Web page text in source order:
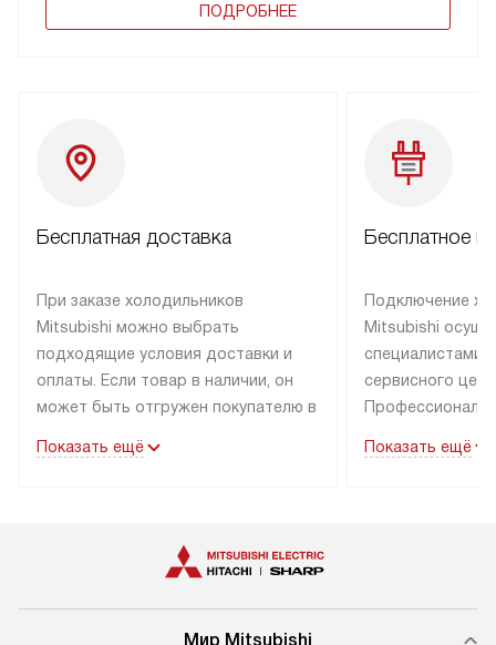
ПОДРОБНЕЕ
Бесплатная доставка
При заказе холодильников
Mitsubishi можно выбрать
подходящие условия доставки и
оплаты. Если товар в наличии, он
может быть отгружен покупателю в
со специальным лейблом
Показать ещё
Бесплатное
Подключение
Mitsubishi
специалистами
сервисного
эксплуатации
Показать ещё
Мир Mitsubishi